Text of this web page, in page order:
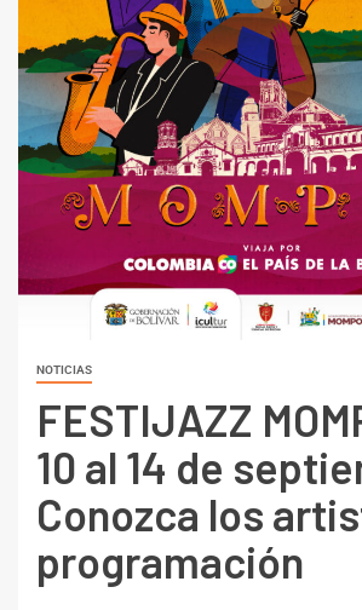
NOTICIAS
FESTIJAZZ
10 al 14 de
Conozca los
programación